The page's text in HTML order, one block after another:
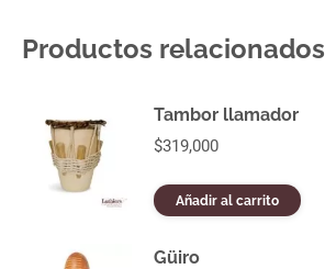
Productos relacionados
Tambor llamador
$319,000
Añadir al carrito
Güiro